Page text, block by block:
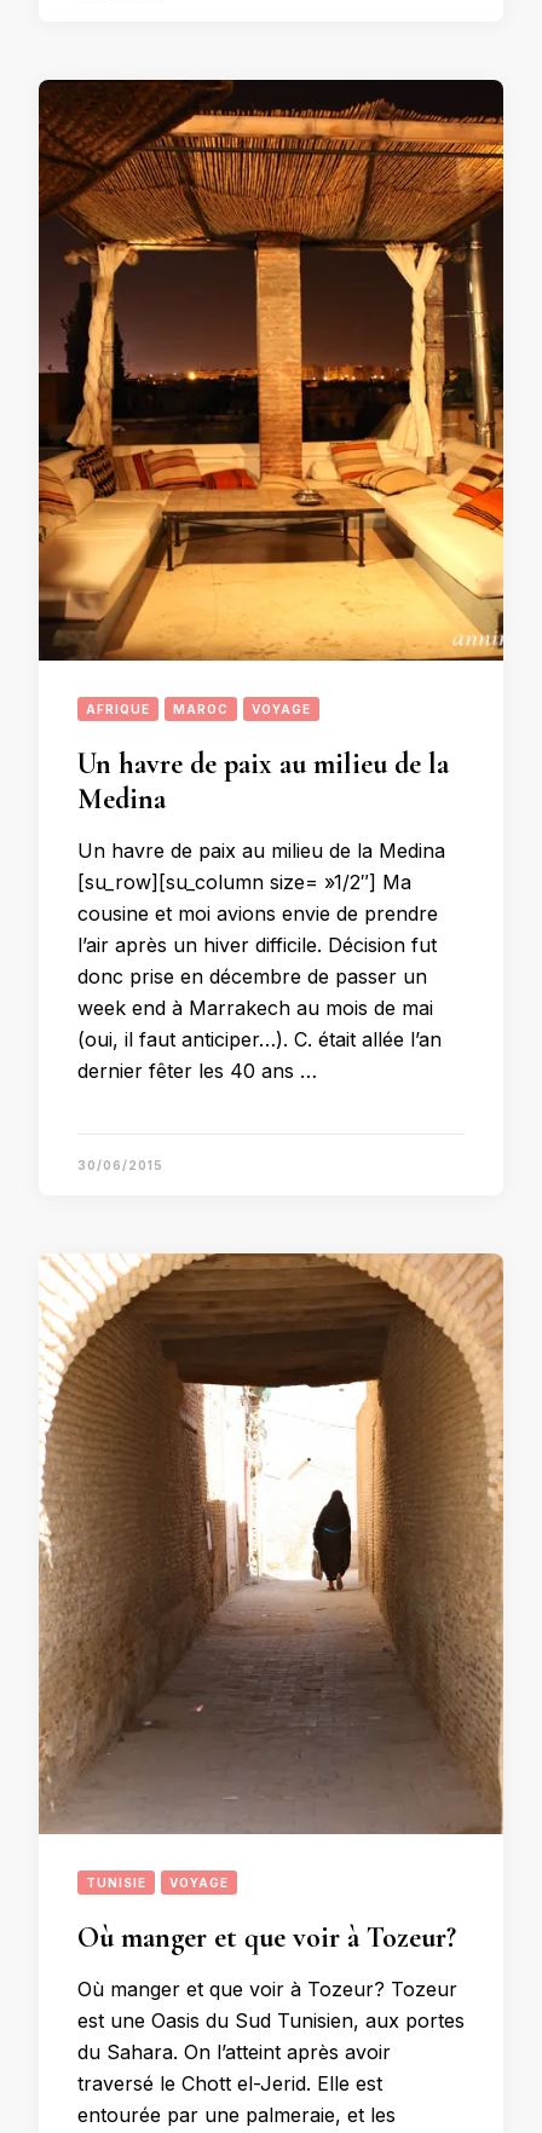
AFRIQUE MAROC VOYAGE
Un havre de paix au milieu de la
Medina
Un havre de paix au milieu de la Medina
[su_row][su_column size= »1/2″] Ma
cousine et moi avions envie de prendre
l’air après un hiver difficile. Décision fut
donc prise en décembre de passer un
week end à Marrakech au mois de mai
(oui, il faut anticiper…). C. était allée l’an
dernier fêter les 40 ans …
30/06/2015
TUNISIE VOYAGE
Où manger et que voir à Tozeur?
Où manger et que voir à Tozeur? Tozeur
est une Oasis du Sud Tunisien, aux portes
du Sahara. On l’atteint après avoir
traversé le Chott el-Jerid. Elle est
entourée par une palmeraie, et les